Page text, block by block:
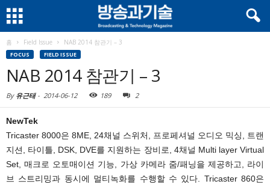
홈 Field Issue NAB 2014 참관기 – 3
FOCUS FIELD ISSUE
NAB 2014 참관기 – 3
By 유근태- 2014-06-12 189 2
NewTek
Tricaster 8000은 8ME, 24채널 스위처, 프로페셔널 오디오 믹싱, 트랜
지션, 타이틀, DSK, DVE를 지원하는 장비로, 4채널 Multi layer Virtual
Set, 매크로 오토매이션 기능, 가상 카메라 줌/패닝을 제공하고, 라이
브 스트리밍과 동시에 멀티녹화를 수행할 수 있다. Tricaster 860은